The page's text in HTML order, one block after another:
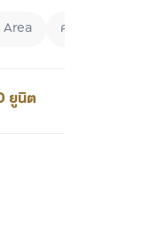
คอนโดใกล้ BTS
ยูนิต